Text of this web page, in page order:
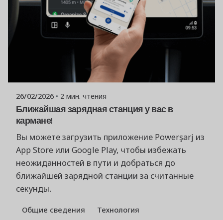
Команда Powerşarj
26/02/2026 2 мин. чтения
Ближайшая зарядная станция у вас в
кармане!
Вы можете загрузить приложение Powerşarj из
App Store или Google Play, чтобы избежать
неожиданностей в пути и добраться до
ближайшей зарядной станции за считанные
секунды.
Общие сведения Технология